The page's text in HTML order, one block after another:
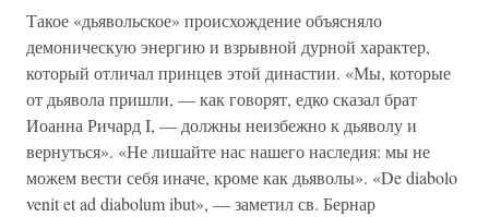
Такое «дьявольское» происхождение объясняло
демоническую энергию и взрывной дурной характер,
который отличал принцев этой династии. «Мы, которые
от дьявола пришли, — как говорят, едко сказал брат
Иоанна Ричард I, — должны неизбежно к дьяволу и
вернуться». «Не лишайте нас нашего наследия: мы не
можем вести себя иначе, кроме как дьяволы». «De diabolo
venit et ad diabolum ibut», — заметил св. Бернар